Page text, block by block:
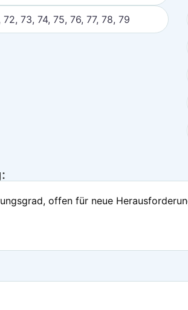
72, 73, 74, 75, 76, 77, 78, 79
offen für neue